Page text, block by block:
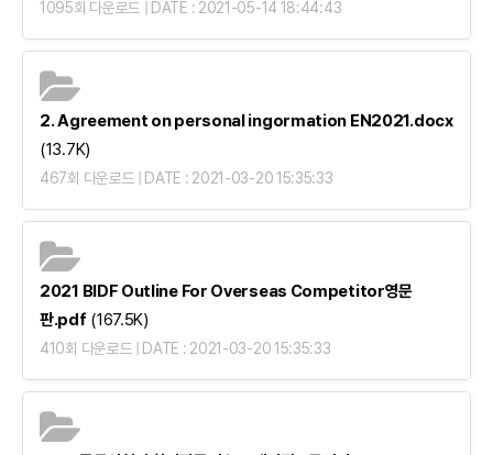
1095회 다운로드 | DATE : 2021-05-14 18:44:43
2. Agreement on personal ingormation EN2021.docx
(13.7K)
467회 다운로드 | DATE : 2021-03-20 15:35:33
2021 BIDF Outline For Overseas Competitor영문
판.pdf (167.5K)
410회 다운로드 | DATE : 2021-03-20 15:35:33